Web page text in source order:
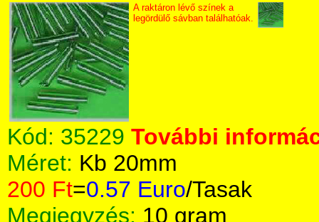
A raktáron lévő színek a
legördülő sávban találhatóak.
Kód: 35229 További
Méret: Kb 20mm
200 Ft=0.57 Euro/Tasak
Megjegyzés: 10 gram